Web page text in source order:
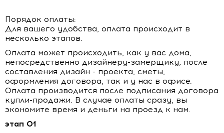
Порядок оплаты:
Для вашего удобства, оплата происходит в
несколько этапов.
Оплата может происходить, как у вас дома,
непосредственно дизайнеру-замерщику, после
составления дизайн - проекта, сметы,
оформления договора, так и у нас в офисе.
Оплата производится после подписания договора
купли-продажи. В случае оплаты сразу, вы
экономите время и деньги на проезд к нам.
этап 01